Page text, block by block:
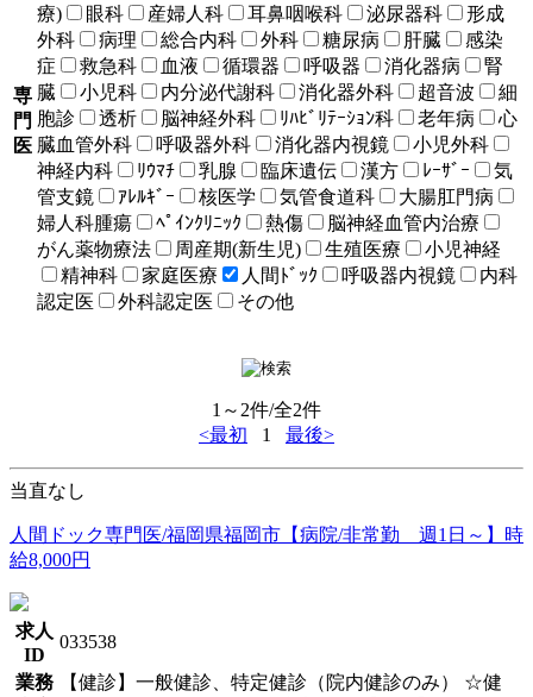
専
門
医
療)
眼科 産婦人科 耳鼻咽喉科 泌尿器科
形成
外科
病理 総合内科 外科 糖尿病 肝臓
感染
症
救急科 血液 循環器 呼吸器 消化器病
腎
臓
小児科 内分泌代謝科 消化器外科 超音波
細
胞診
透析 脳神経外科 ﾘﾊﾋﾞﾘﾃｰｼｮﾝ科 老年病
心
臓血管外科
呼吸器外科 消化器内視鏡
小児外科
神経内科
ﾘｳﾏﾁ 乳腺 臨床遺伝 漢方 ﾚｰｻﾞｰ
気
管支鏡
ｱﾚﾙｷﾞｰ 核医学 気管食道科
大腸肛門病
婦人科腫瘍
ﾍﾟｲﾝｸﾘﾆｯｸ 熱傷
脳神経血管内治療
がん薬物療法
周産期(新生児) 生殖医療
小児神経
精神科
家庭医療 人間ﾄﾞｯｸ 呼吸器内視鏡
内科
認定医
外科認定医 その他
1～2件/全2件
<最初
1 最後>
当直なし
人間ドック専門医/福岡県福岡市【病院/非常勤 週1日～】時
給8,000円
求人
ID
033538
業務
【健診】一般健診、特定健診（院内健診のみ） ☆健